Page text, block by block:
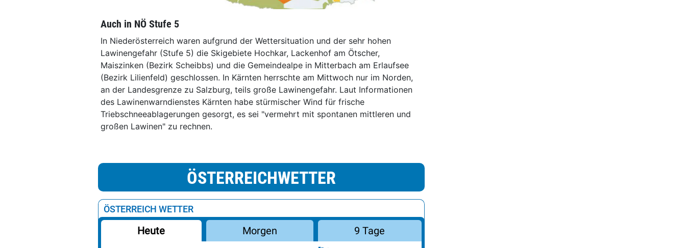
Auch in NÖ Stufe 5
In Niederösterreich waren aufgrund der Wettersituation und der sehr hohen
Lawinengefahr (Stufe 5) die Skigebiete Hochkar, Lackenhof am Ötscher,
Maiszinken (Bezirk Scheibbs) und die Gemeindealpe in Mitterbach am Erlaufsee
(Bezirk Lilienfeld) geschlossen. In Kärnten herrschte am Mittwoch nur im Norden,
an der Landesgrenze zu Salzburg, teils große Lawinengefahr. Laut Informationen
des Lawinenwarndienstes Kärnten habe stürmischer Wind für frische
Triebschneeablagerungen gesorgt, es sei "vermehrt mit spontanen mittleren und
großen Lawinen" zu rechnen.
ÖSTERREICHWETTER
ÖSTERREICH WETTER
Heute Morgen 9 Tage